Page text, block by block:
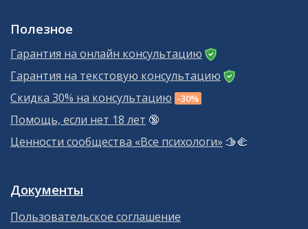
Полезное
Гарантия на онлайн консультацию
Гарантия на текстовую консультацию
Скидка 30% на консультацию -30%
Помощь, если нет 18 лет 🔞
Ценности сообщества «Все психологи» 🫱‍🫲
Документы
Пользовательское соглашение